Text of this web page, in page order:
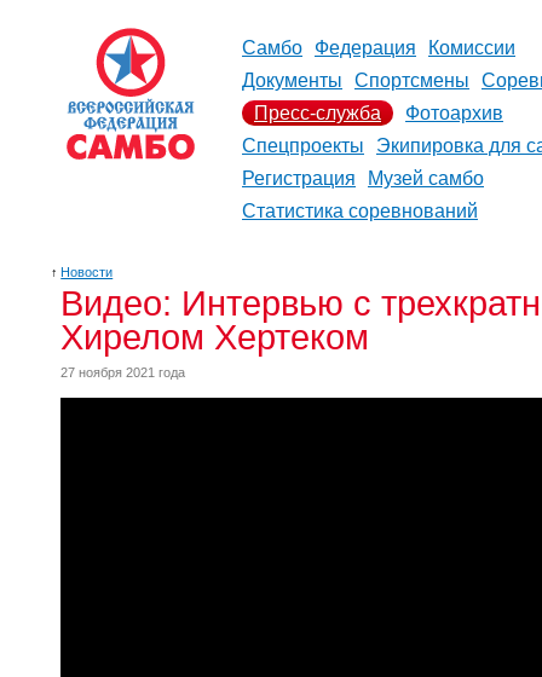
Самбо Федерация
Комиссии
Документы
Спортсмены
Пресс-служба
Фотоархив
Спецпроекты
Экипировка для
Регистрация
Музей самбо
Статистика соревнований
↑ Новости
Видео: Интервью с
Хирелом Хертеком
27 ноября 2021 года